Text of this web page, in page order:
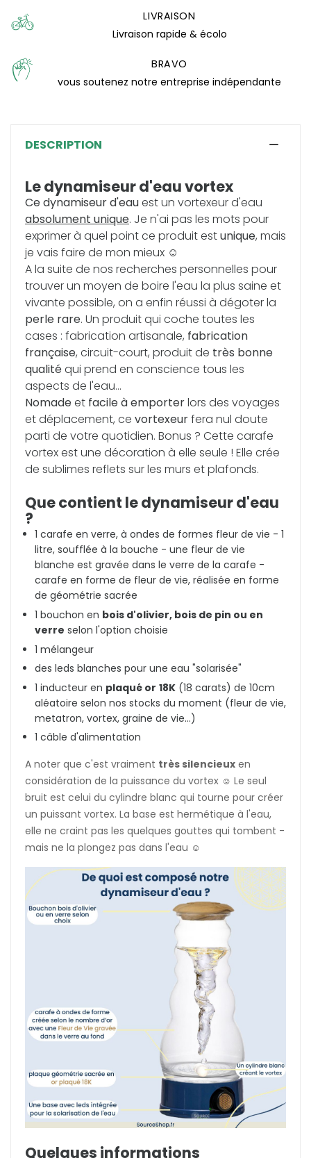
LIVRAISON
Livraison rapide & écolo
BRAVO
vous soutenez notre entreprise indépendante
DESCRIPTION
Le dynamiseur d'eau vortex
Ce dynamiseur d'eauest un vortexeur d'eau
absolument unique. Je n'ai pas les mots pour
exprimer à quel point ce produit estunique, mais
je vais faire de mon mieux ☺️
A la suite de nos recherches personnelles pour
trouver un moyen de boire l'eau la plus saine et
vivante possible, on a enfin réussi à dégoter la
perle rare. Un produit qui coche toutes les
cases : fabrication artisanale, fabrication
française, circuit-court, produit de très bonne
qualitéqui prend en conscience tous les
aspects de l'eau...
Nomadeet facile à emporterlors des voyages
et déplacement, ce vortexeurfera nul doute
parti de votre quotidien. Bonus ? Cette carafe
vortex est une décoration à elle seule ! Elle crée
de sublimes reflets sur les murs et plafonds.
Que contient le dynamiseur d'eau
?
1 carafe en verre, à ondes de formes fleur de vie - 1
litre, soufflée à la bouche - une fleur de vie
blanche est gravée dans le verre de la carafe -
carafe en forme de fleur de vie, réalisée en forme
de géométrie sacrée
1 bouchon en bois d'olivier, bois de pin ou en
verre selon l'option choisie
1 mélangeur
des leds blanches pour une eau "solarisée"
1 inducteur en plaqué or 18K (18 carats) de 10cm
aléatoire selon nos stocks du moment (fleur de vie,
metatron, vortex, graine de vie...)
1 câble d'alimentation
A noter que c'est vraiment très silencieux en
considération de la puissance du vortex ☺️ Le seul
bruit est celui du cylindre blanc qui tourne pour créer
un puissant vortex. La base est hermétique à l'eau,
elle ne craint pas les quelques gouttes qui tombent -
mais ne la plongez pas dans l'eau ☺️
Quelques informations